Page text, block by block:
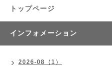
トップページ
インフォメーション
2026-08（1）